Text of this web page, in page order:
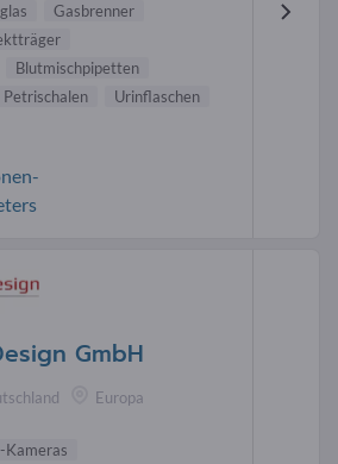
Gasbrenner
Blutmischpipetten
Petrischalen
Urinflaschen
GmbH
Europa
Kameras